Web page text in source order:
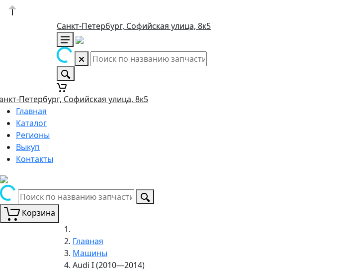
Санкт-Петербург, Софийская улица, 8к5
Петербург, Софийская улица, 8к5
Главная
Каталог
Регионы
Выкуп
Контакты
Корзина
Главная
Машины
Audi I (2010—2014)